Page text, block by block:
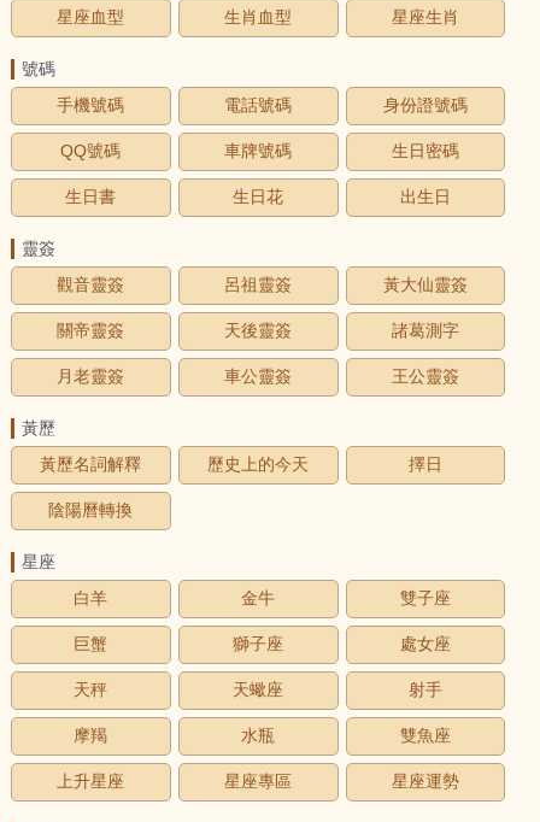
星座血型 生肖血型 星座生肖
號碼
手機號碼
電話號碼 身份證號碼
QQ號碼 車牌號碼 生日密碼
生日書 生日花 出生日
靈簽
觀音靈簽
呂祖靈簽 黃大仙靈簽
關帝靈簽 天後靈簽 諸葛測字
月老靈簽 車公靈簽 王公靈簽
黃歷
黃歷名詞解釋
歷史上的今天 擇日
陰陽曆轉換
星座
白羊
金牛 雙子座
巨蟹 獅子座 處女座
天秤 天蠍座 射手
摩羯 水瓶 雙魚座
上升星座 星座專區 星座運勢